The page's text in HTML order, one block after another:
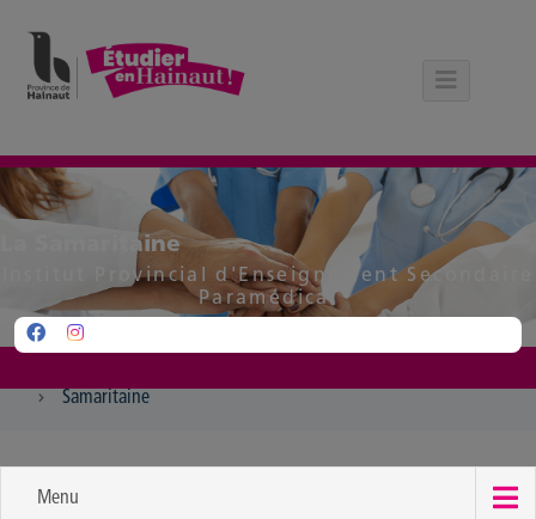
La Samaritaine
Institut Provincial d'Enseignement Secondaire
Paramédical
Samaritaine
Menu